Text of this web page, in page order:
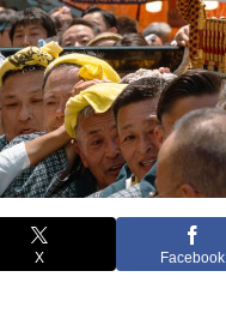
X Facebook